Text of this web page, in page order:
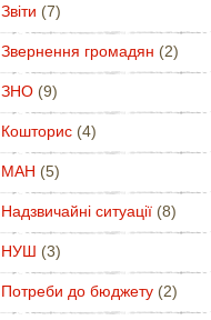
Звіти (7)
Звернення громадян (2)
ЗНО(9)
Кошторис(4)
МАН (5)
Надзвичайні ситуації(8)
НУШ (3)
Потреби до бюджету(2)